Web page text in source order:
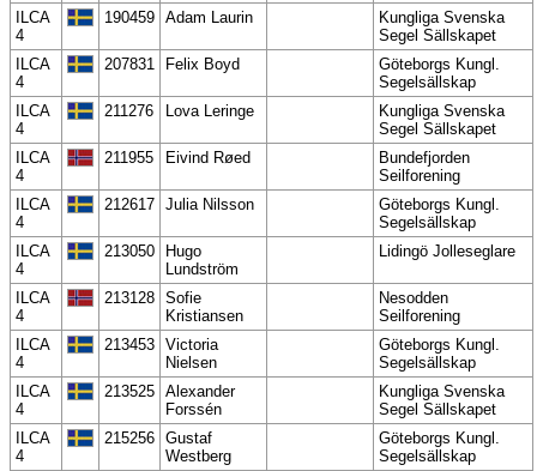
ILCA
4
190459 Adam Laurin
Kungliga Svenska
Segel Sällskapet
ILCA
4
207831 Felix Boyd
Göteborgs Kungl.
Segelsällskap
ILCA
4
211276 Lova Leringe
Kungliga Svenska
Segel Sällskapet
ILCA
4
211955 Eivind Røed
Bundefjorden
Seilforening
ILCA
4
212617 Julia Nilsson
Göteborgs Kungl.
Segelsällskap
ILCA
4
213050
Hugo
Lundström
Lidingö Jolleseglare
ILCA
4
213128 Sofie
Kristiansen
Nesodden
Seilforening
ILCA
4
213453 Victoria
Nielsen
Göteborgs Kungl.
Segelsällskap
ILCA
4
213525 Alexander
Forssén
Kungliga Svenska
Segel Sällskapet
ILCA
4
215256 Gustaf
Westberg
Göteborgs Kungl.
Segelsällskap